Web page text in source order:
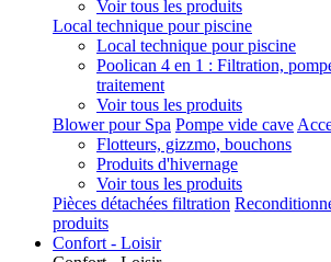
Voir tous les produits
Local technique pour piscine
Local technique pour piscine
Poolican 4 en 1 : Filtration,
traitement
Voir tous les produits
Blower pour Spa Pompe vide cave
Flotteurs, gizzmo, bouchons
Produits d'hivernage
Voir tous les produits
Pièces détachées filtration
produits
Confort - Loisir